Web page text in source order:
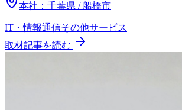
本社： 千葉県 / 船橋市
IT・情報通信その他サービス
取材記事を読む